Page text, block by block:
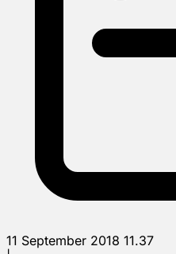
11 September 2018 11.37